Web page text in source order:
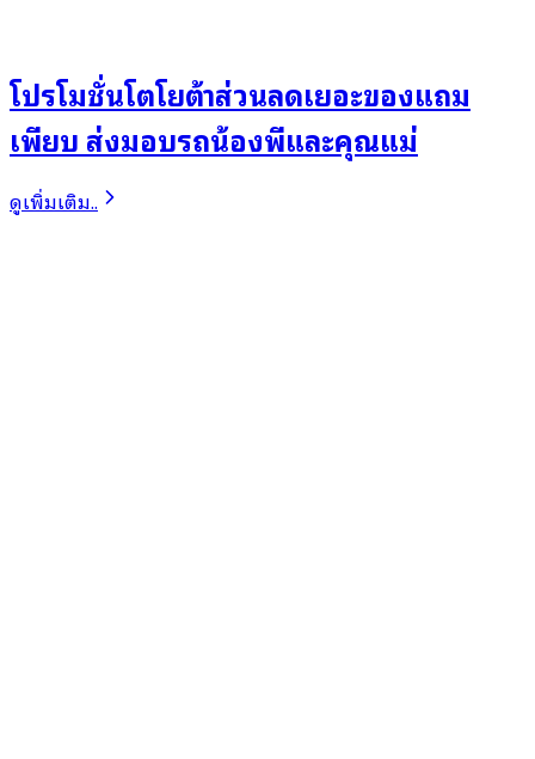
โปรโมชั่นโตโยต้าส่วนลดเยอะของแถม
เพียบ ส่งมอบรถน้องพีและคุณแม่
ดูเพิ่มเติม..